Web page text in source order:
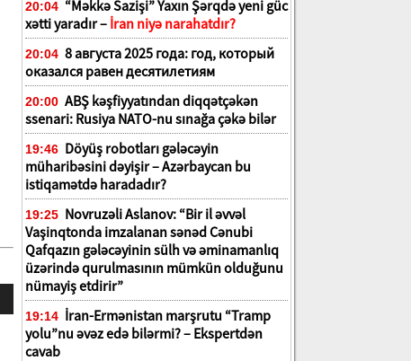
20:04 “Məkkə Sazişi” Yaxın Şərqdə yeni güc
xətti yaradır – İran niyə narahatdır?
20:04 8 августа 2025 года: год, который
оказался равен десятилетиям
20:00 ABŞ kəşfiyyatından diqqətçəkən
ssenari: Rusiya NATO-nu sınağa çəkə bilər
19:46 Döyüş robotları gələcəyin
müharibəsini dəyişir – Azərbaycan bu
istiqamətdə haradadır?
19:25 Novruzəli Aslanov: “Bir il əvvəl
Vaşinqtonda imzalanan sənəd Cənubi
Qafqazın gələcəyinin sülh və əminamanlıq
üzərində qurulmasının mümkün olduğunu
nümayiş etdirir”
19:14 İran-Ermənistan marşrutu “Tramp
yolu”nu əvəz edə bilərmi? – Ekspertdən
cavab